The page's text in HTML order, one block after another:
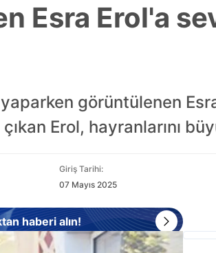
Esra Erol'a
görüntülenen Esra
Erol, hayranlarını
Giriş Tarihi:
07 Mayıs 2025
haberi alın!